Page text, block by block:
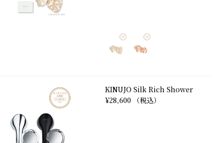
KINUJO Silk Rich Shower
¥28,600 （税込）